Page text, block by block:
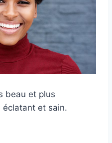
beau et plus
éclatant et sain.